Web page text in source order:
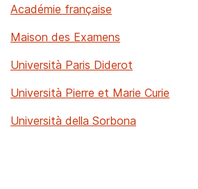
Académie française
Maison des Examens
Università Paris Diderot
Università Pierre et Marie Curie
Università della Sorbona